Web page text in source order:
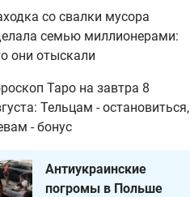
со свалки мусора
семью миллионерами:
они отыскали
Таро на завтра 8
Тельцам - остановиться,
- бонус
Антиукраинские
погромы в Польше